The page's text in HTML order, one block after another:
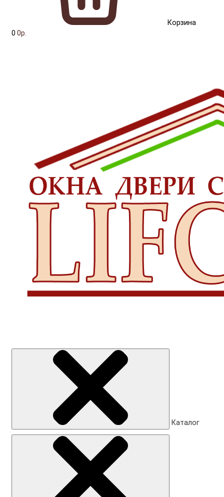
Корзина
0 0р.
Каталог